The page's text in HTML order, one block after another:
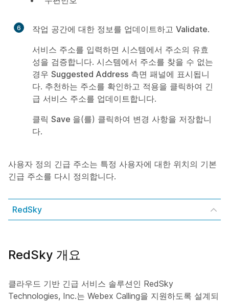
6
작업 공간에 대한 정보를 업데이트하고 Validate.
서비스 주소를 입력하면 시스템에서 주소의 유효
성을 검증합니다. 시스템에서 주소를 찾을 수 없는
경우 Suggested Address 측면 패널에 표시됩니
다. 추천하는 주소를 확인하고 적용을 클릭하여 긴
급 서비스 주소를 업데이트합니다.
클릭 Save 을(를) 클릭하여 변경 사항을 저장합니
다.
사용자 정의 긴급 주소는 특정 사용자에 대한 위치의 기본
긴급 주소를 다시 정의합니다.
RedSky
RedSky 개요
클라우드 기반 긴급 서비스 솔루션인 RedSky
Technologies, Inc.는 Webex Calling을 지원하도록 설계되